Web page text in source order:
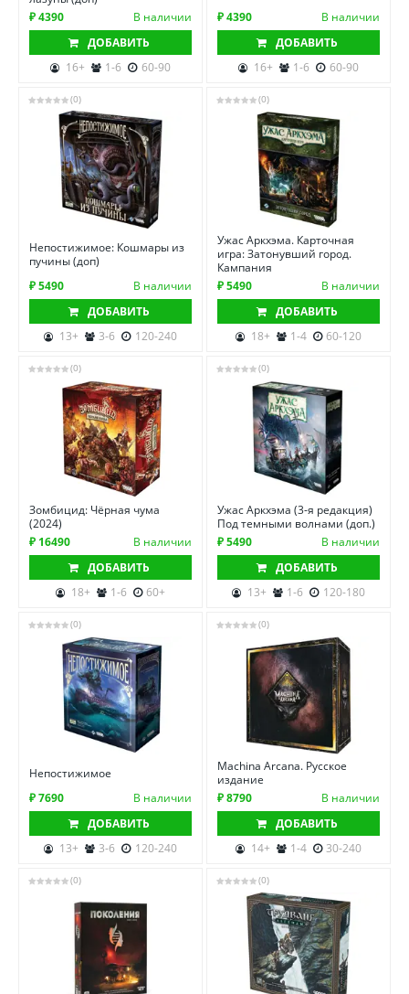
₽ 4390
В наличии
ДОБАВИТЬ
16+
1-6 60-90
₽ 4390
В наличии
ДОБАВИТЬ
16+
1-6 60-90
(0)
Непостижимое: Кошмары из
пучины (доп)
₽ 5490
В наличии
ДОБАВИТЬ
13+
3-6 120-240
(0)
Ужас Аркхэма. Карточная
игра: Затонувший город.
Кампания
₽ 5490
В наличии
ДОБАВИТЬ
18+
1-4 60-120
(0)
Зомбицид: Чёрная чума
(2024)
₽ 16490
В наличии
ДОБАВИТЬ
18+
1-6 60+
(0)
Ужас Аркхэма (3-я редакция)
Под темными волнами (доп.)
₽ 5490
В наличии
ДОБАВИТЬ
13+
1-6 120-180
(0)
Непостижимое
₽ 7690
В наличии
ДОБАВИТЬ
13+
3-6 120-240
(0)
Machina Arcana. Русское
издание
₽ 8790
В наличии
ДОБАВИТЬ
14+
1-4 30-240
(0) (0)